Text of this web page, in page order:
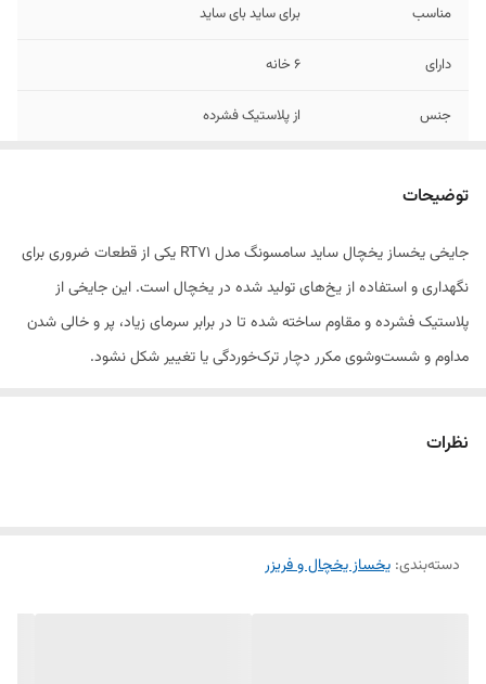
مناسب برای ساید بای ساید
دارای ۶ خانه
جنس از پلاستیک فشرده
توضیحات
جایخی یخساز یخچال ساید سامسونگ مدل RT71 یکی از قطعات ضروری برای
نگهداری و استفاده از یخ‌های تولید شده در یخچال است. این جایخی از
پلاستیک فشرده و مقاوم ساخته شده تا در برابر سرمای زیاد، پر و خالی شدن
مداوم و شست‌وشوی مکرر دچار ترک‌خوردگی یا تغییر شکل نشود.
نظرات
دسته‌بندی: یخساز یخچال و فریزر